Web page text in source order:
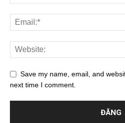
Save my name, email, and
next time I comment.